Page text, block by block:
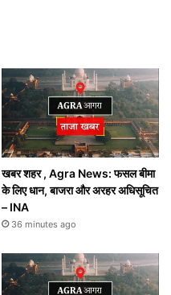
खबर शहर , Agra News: फसल बीमा
के लिए धान, बाजरा और अरहर अधिसूचित
– INA
36 minutes ago